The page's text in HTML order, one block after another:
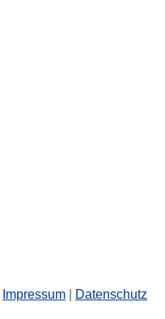
Impressum Datenschutz